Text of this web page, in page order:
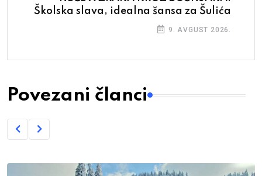
Školska slava, idealna šansa za Šulića
9. AVGUST 2026.
Povezani članci